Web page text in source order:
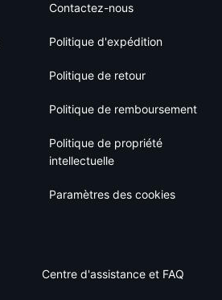
Contactez-nous
Politique d'expédition
Politique de retour
Politique de remboursement
Politique de propriété
intellectuelle
Paramètres des cookies
Centre d'assistance et FAQ